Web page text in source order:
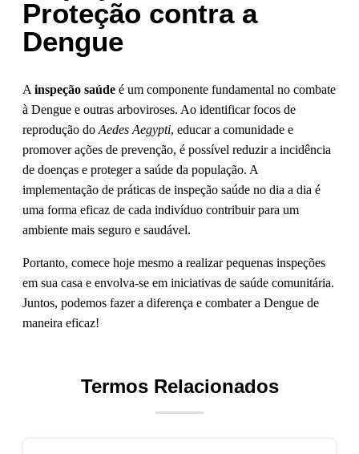
Proteção contra a
Dengue
A inspeção saúde é um componente fundamental no combate
à Dengue e outras arboviroses. Ao identificar focos de
reprodução do Aedes Aegypti, educar a comunidade e
promover ações de prevenção, é possível reduzir a incidência
de doenças e proteger a saúde da população. A
implementação de práticas de inspeção saúde no dia a dia é
uma forma eficaz de cada indivíduo contribuir para um
ambiente mais seguro e saudável.
Portanto, comece hoje mesmo a realizar pequenas inspeções
em sua casa e envolva-se em iniciativas de saúde comunitária.
Juntos, podemos fazer a diferença e combater a Dengue de
maneira eficaz!
Termos Relacionados